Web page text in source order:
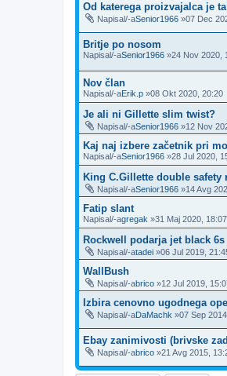
Od katerega proizvajalca je
Napisal/-aSenior1966 »07 Dec
Britje po nosom
Napisal/-aSenior1966 »24 Nov 2020,
Nov član
Napisal/-aErik.p »08 Okt 2020, 20:20
Je ali ni Gillette slim twist?
Napisal/-aSenior1966 »12 Nov
Kaj naj izbere začetnik pri
Napisal/-aSenior1966 »28 Jul 2020,
King C.Gillette double safety
Napisal/-aSenior1966 »14 Avg
Fatip slant
Napisal/-agregak »31 Maj 2020, 18:07
Rockwell podarja jet black 6s
Napisal/-atadei »06 Jul 2019,
WallBush
Napisal/-abrico »12 Jul 2019,
Izbira cenovno ugodnega
Napisal/-aDaMachk »07 Sep
Ebay zanimivosti (brivske
Napisal/-abrico »21 Avg 2015,